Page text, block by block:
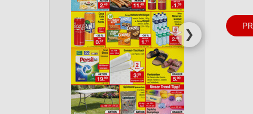
❯
Nicht-IAB-Verarbeitungszwecke: